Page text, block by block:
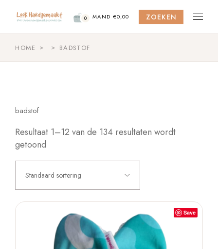
content
0 MAND €0,00 ZOEKEN
HOME BADSTOF
badstof
Resultaat 1–12 van de 134 resultaten wordt
getoond
Standaard sortering
Save